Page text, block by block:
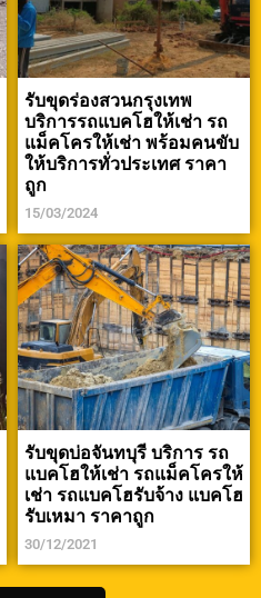
รับขุดร่องสวนกรุงเทพ
บริการรถแบคโฮให้เช่า รถ
แม็คโครให้เช่า พร้อมคนขับ
ให้บริการทั่วประเทศ ราคา
ถูก
15/03/2024
รับขุดบ่อจันทบุรี บริการ รถ
แบคโฮให้เช่า รถแม็คโครให้
เช่า รถแบคโฮรับจ้าง แบคโฮ
รับเหมา ราคาถูก
30/12/2021